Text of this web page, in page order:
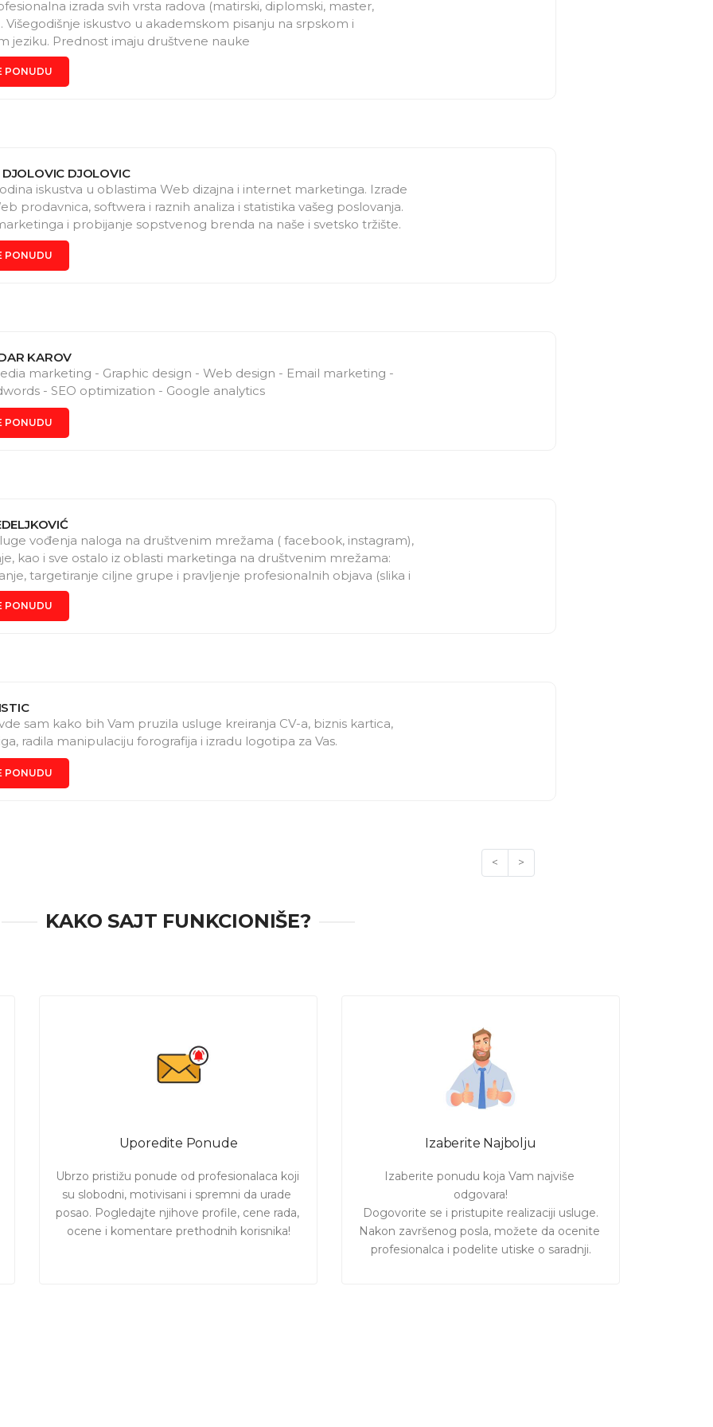
izrada svih vrsta radova (matirski, diplomski, master,
Višegodišnje iskustvo u akademskom pisanju na srpskom i
jeziku. Prednost imaju društvene nauke
PONUDU
DJOLOVIC DJOLOVIC
iskustva u oblastima Web dizajna i internet marketinga. Izrade
prodavnica, softwera i raznih analiza i statistika vašeg poslovanja.
i probijanje sopstvenog brenda na naše i svetsko tržište.
PONUDU
KAROV
marketing - Graphic design - Web design - Email marketing -
- SEO optimization - Google analytics
PONUDU
vođenja naloga na društvenim mrežama ( facebook, instagram),
kao i sve ostalo iz oblasti marketinga na društvenim mrežama:
targetiranje ciljne grupe i pravljenje profesionalnih objava (slika i
završen kurs za digital marketing menadžera. Znam da izradjujem
u , kao i vršenje SEO optimizacije. Obožavam rad za
PONUDU
sam kako bih Vam pruzila usluge kreiranja CV-a, biznis kartica,
radila manipulaciju forografija i izradu logotipa za Vas.
PONUDU
< >
KAKO SAJT FUNKCIONIŠE?
Uporedite Ponude
Ubrzo pristižu ponude od profesionalaca koji
su slobodni, motivisani i spremni da urade
posao. Pogledajte njihove profile, cene rada,
ocene i komentare prethodnih korisnika!
Izaberite Najbolju
Izaberite ponudu koja Vam najviše
odgovara!
Dogovorite se i pristupite realizaciji usluge.
Nakon završenog posla, možete da ocenite
profesionalca i podelite utiske o saradnji.